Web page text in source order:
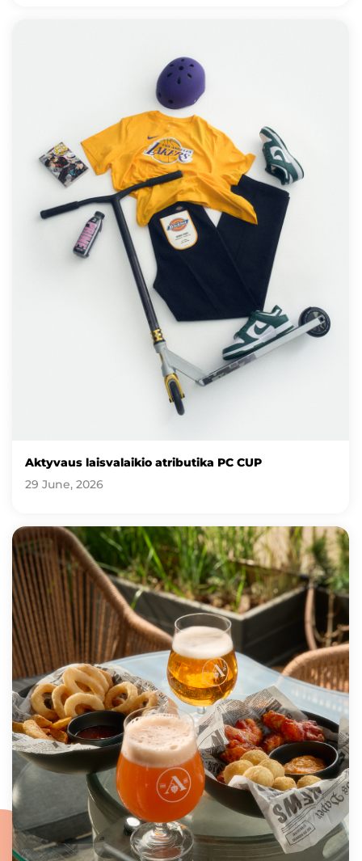
Aktyvaus laisvalaikio atributika PC CUP
29 June, 2026